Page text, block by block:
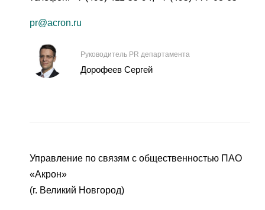
pr@acron.ru
Руководитель PR департамента
Дорофеев Сергей
Управление по связям с общественностью ПАО
«Акрон»
(г. Великий Новгород)